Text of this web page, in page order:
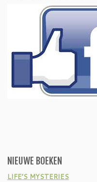
NIEUWE BOEKEN
LIFE’S MYSTERIES